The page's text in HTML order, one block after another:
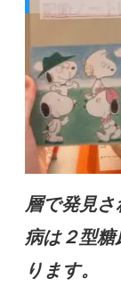
層で発見
病は２型
ります。